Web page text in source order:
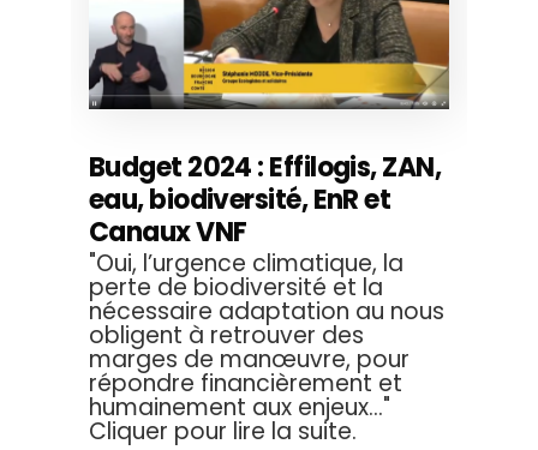
Budget 2024 : Effilogis, ZAN,
eau, biodiversité, EnR et
Canaux VNF
"Oui, l’urgence climatique, la
perte de biodiversité et la
nécessaire adaptation au nous
obligent à retrouver des
marges de manœuvre, pour
répondre financièrement et
humainement aux enjeux..."
Cliquer pour lire la suite.